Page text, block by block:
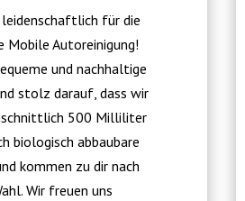
leidenschaftlich für die
Mobile Autoreinigung!
und nachhaltige
stolz darauf, dass wir
500 Milliliter
biologisch abbaubare
kommen zu dir nach
Wir freuen uns